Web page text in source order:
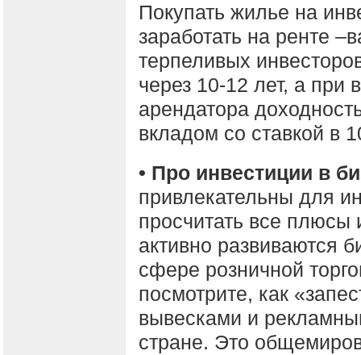
Покупать жилье на
заработать на ренте
терпеливых
через 10-12 лет, а при
арендатора
вкладом со ставкой в
• Про инвестиции в
привлекательны для
просчитать все
активно развиваются
сфере розничной
посмотрите, как
вывесками и
стране. Это